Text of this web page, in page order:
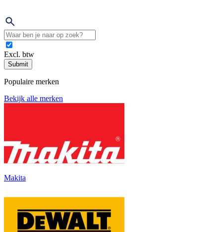
Excl. btw
Submit
Populaire merken
Bekijk alle merken
Makita